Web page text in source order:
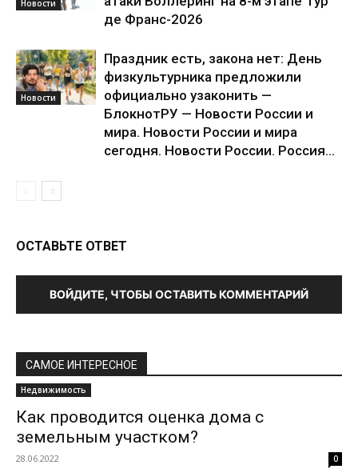
Новости
де Франс-2026
Новости
Праздник есть, закона нет: День
физкультурника предложили
официально узаконить —
БлокнотРУ — Новости России и
мира. Новости России и мира
сегодня. Новости России. Россия...
ОСТАВЬТЕ ОТВЕТ
ВОЙДИТЕ, ЧТОБЫ ОСТАВИТЬ КОММЕНТАРИЙ
САМОЕ ИНТЕРЕСНОЕ
Недвижимость
Как проводится оценка дома с
земельным участком?
28.06.2022 0